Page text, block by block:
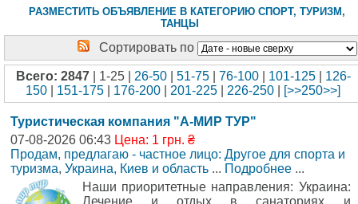
РАЗМЕСТИТЬ ОБЪЯВЛЕНИЕ В КАТЕГОРИЮ CПОРТ, ТУРИЗМ,
ТАНЦЫ
Сортировать по
Всего: 2847| 1-25 | 26-50| 51-75| 76-100| 101-125| 126-
150
151-175 176-200 201-225 226-250 [>>250>>]
Туристическая компания "А-МИР ТУР"
07-08-2026 06:43 Цена: 1 грн. ₴
Продам, предлагаю - частное лицо: Другое для спорта и
туризма, Украина, Киев и область ... Подробнее ...
Наши приоритетные направления: Украина:
Лечение и отдых в санаториях и